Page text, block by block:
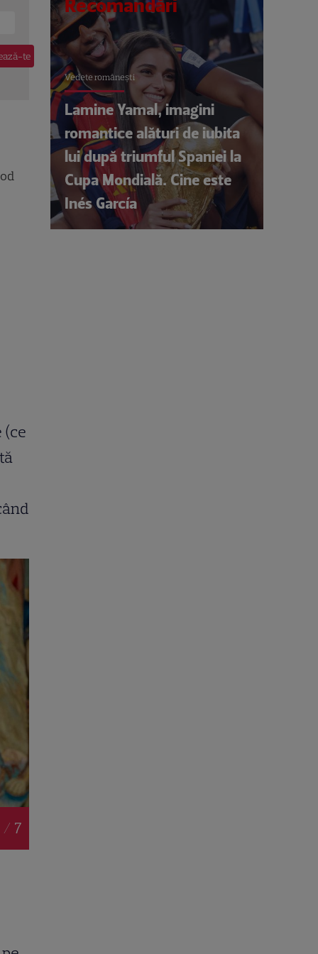
(ce
/ 7
Recomandări
Vedete româneşti
Lamine Yamal, imagini
romantice alături de iubita
lui după triumful Spaniei la
Cupa Mondială. Cine este
Inés García